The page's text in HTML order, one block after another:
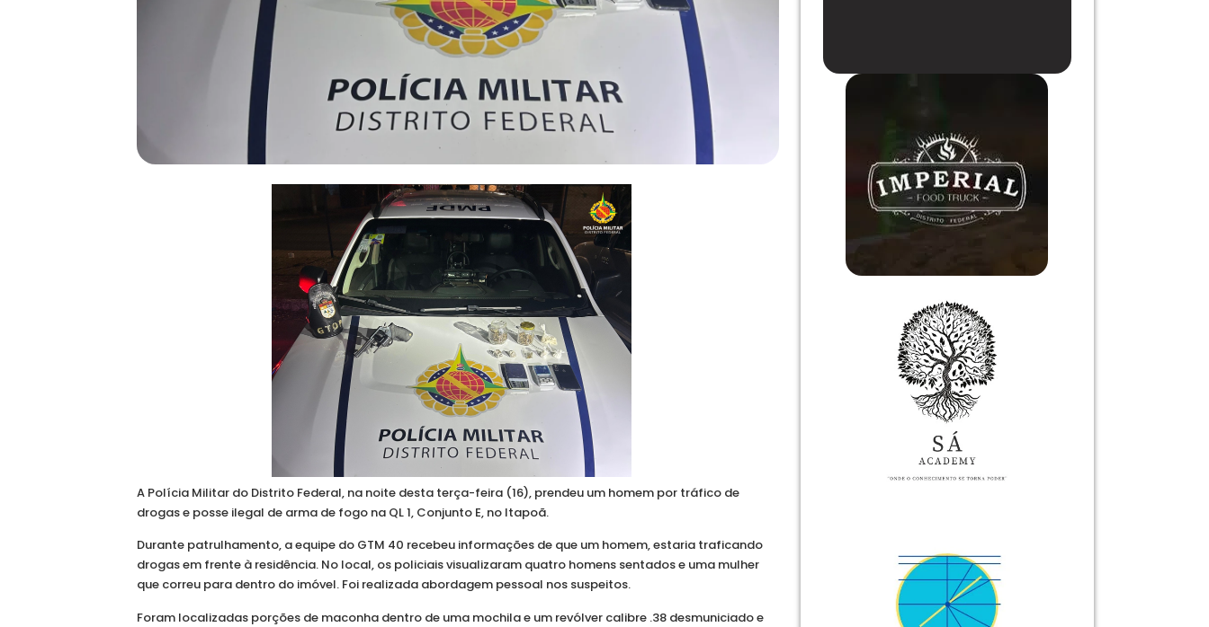
A Polícia Militar do Distrito Federal, na noite desta terça-feira (16), prendeu um homem por tráfico de
drogas e posse ilegal de arma de fogo na QL 1, Conjunto E, no Itapoã.
Durante patrulhamento, a equipe do GTM 40 recebeu informações de que um homem, estaria traficando
drogas em frente à residência. No local, os policiais visualizaram quatro homens sentados e uma mulher
que correu para dentro do imóvel. Foi realizada abordagem pessoal nos suspeitos.
Foram localizadas porções de maconha dentro de uma mochila e um revólver calibre .38 desmuniciado e